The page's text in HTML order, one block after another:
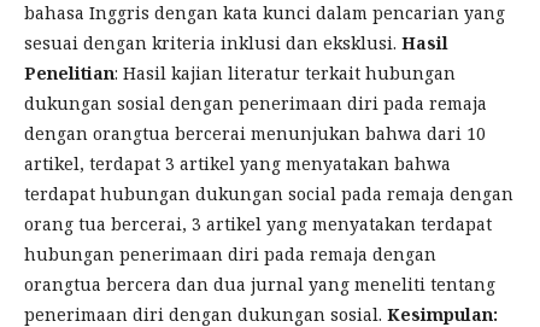
bahasa Inggris dengan kata kunci dalam pencarian yang
sesuai dengan kriteria inklusi dan eksklusi. Hasil
Penelitian: Hasil kajian literatur terkait hubungan
dukungan sosial dengan penerimaan diri pada remaja
dengan orangtua bercerai menunjukan bahwa dari 10
artikel, terdapat 3 artikel yang menyatakan bahwa
terdapat hubungan dukungan social pada remaja dengan
orang tua bercerai, 3 artikel yang menyatakan terdapat
hubungan penerimaan diri pada remaja dengan
orangtua bercera dan dua jurnal yang meneliti tentang
penerimaan diri dengan dukungan sosial. Kesimpulan: